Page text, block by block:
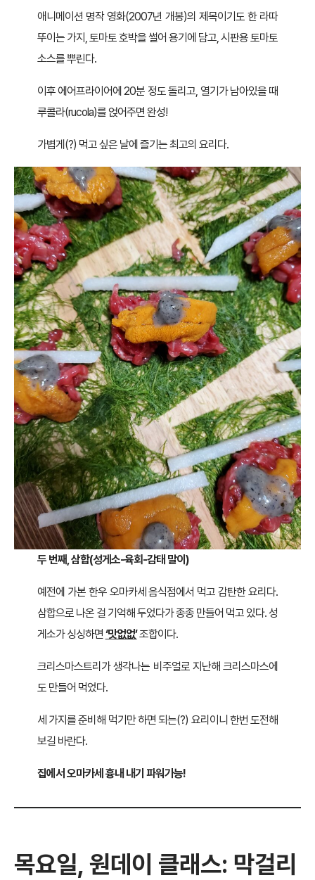
애니메이션 명작 영화(2007년 개봉)의 제목이기도 한 라따
뚜이는 가지, 토마토 호박을 썰어 용기에 담고, 시판용 토마토
소스를 뿌린다.
이후 에어프라이어에 20분 정도 돌리고, 열기가 남아있을 때
루콜라(rucola)를 얹어주면 완성!
가볍게(?) 먹고 싶은 날에 즐기는 최고의 요리다.
두 번째, 삼합(성게소-육회-감태 말이)
예전에 가본 한우 오마카세 음식점에서 먹고 감탄한 요리다.
삼합으로 나온 걸 기억해 두었다가 종종 만들어 먹고 있다. 성
게소가 싱싱하면 ‘맛없없’조합이다.
크리스마스트리가 생각나는 비주얼로 지난해 크리스마스에
도 만들어 먹었다.
세 가지를 준비해 먹기만 하면 되는(?) 요리이니 한번 도전해
보길 바란다.
집에서 오마카세 흉내 내기 파워가능!
목요일, 원데이 클래스: 막걸리